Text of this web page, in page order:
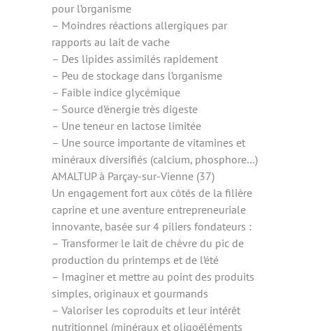
pour l’organisme
– Moindres réactions allergiques par
rapports au lait de vache
– Des lipides assimilés rapidement
– Peu de stockage dans l’organisme
– Faible indice glycémique
– Source d’énergie très digeste
– Une teneur en lactose limitée
– Une source importante de vitamines et
minéraux diversifiés (calcium, phosphore…)
AMALTUP à Parçay-sur-Vienne (37)
Un engagement fort aux côtés de la filière
caprine et une aventure entrepreneuriale
innovante, basée sur 4 piliers fondateurs :
– Transformer le lait de chèvre du pic de
production du printemps et de l’été
– Imaginer et mettre au point des produits
simples, originaux et gourmands
– Valoriser les coproduits et leur intérêt
nutritionnel (minéraux et oligoéléments